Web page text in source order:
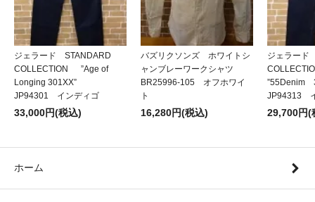
ジェラード STANDARD
COLLECTION ”Age of
Longing 301XX”
JP94301 インディゴ
33,000円(税込)
バズリクソンズ ホワイトシ
ャンブレーワークシャツ
BR25996-105 オフホワイ
ト
16,280円(税込)
ジェラード
JP94313
29,700円(
ホーム